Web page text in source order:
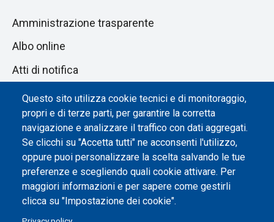
Questo sito utilizza cookie tecnici e di monitoraggio,
propri e di terze parti, per garantire la corretta
navigazione e analizzare il traffico con dati aggregati.
Se clicchi su "Accetta tutti" ne acconsenti l'utilizzo,
oppure puoi personalizzare la scelta salvando le tue
preferenze e scegliendo quali cookie attivare. Per
maggiori informazioni e per sapere come gestirli
clicca su "Impostazione dei cookie".
Amministrazione trasparente
Albo online
Atti di notifica
Dichiarazione di accessibilità
Impostazione dei cookie